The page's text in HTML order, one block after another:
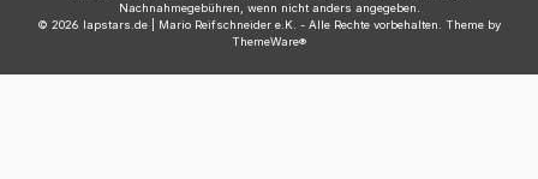
Nachnahmegebühren, wenn nicht anders angegeben.
© 2026 lapstars.de | Mario Reifschneider e.K. - Alle Rechte vorbehalten. Theme by
ThemeWare®